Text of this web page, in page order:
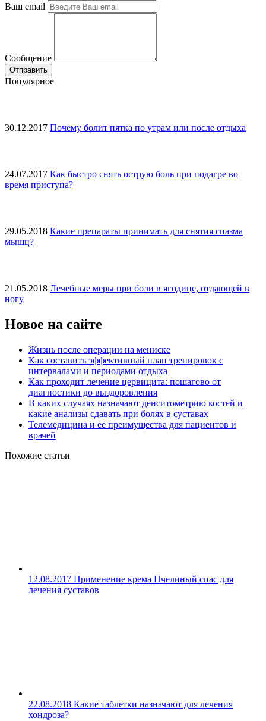
Ваш email
Сообщение
Популярное
30.12.2017 Почему болит пятка по утрам или после отдыха
24.07.2017 Как быстро снять острую боль при подагре во
время приступа?
29.05.2018 Какие препараты принимать для снятия спазма
мышц?
21.05.2018 Лечебные меры при боли в ягодице, отдающей в
ногу
Новое на сайте
Жизнь после операции на мениске
Как составить эффективный план тренировок с
интервалами и периодами отдыха
Как проходит лечение цервицита: пошагово от
диагностики до выздоровления
В каких случаях назначают денситометрию костей и
какие анализы сдавать при болях в суставах
Телемедицина и её преимущества для пациентов и
врачей
Похожие статьи
12.08.2017 Применение крема Пчелиный спас для
лечения суставов
22.08.2018 Какие таблетки назначают для лечения
хондроза?